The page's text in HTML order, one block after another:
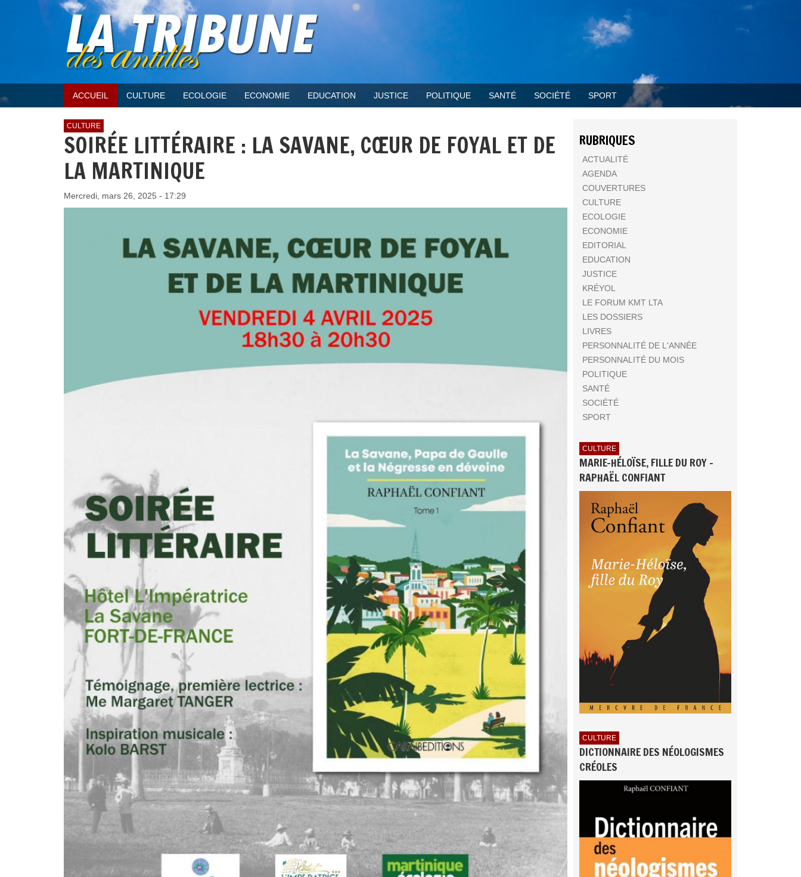
ACCUEIL CULTURE ECOLOGIE ECONOMIE EDUCATION JUSTICE POLITIQUE SANTÉ SOCIÉTÉ SPORT
CULTURE
SOIRÉE LITTÉRAIRE : LA SAVANE, CŒUR DE FOYAL ET DE
LA MARTINIQUE
Mercredi, mars 26, 2025 - 17:29
RUBRIQUES
ACTUALITÉ
AGENDA
COUVERTURES
CULTURE
ECOLOGIE
ECONOMIE
EDITORIAL
EDUCATION
JUSTICE
KRÉYOL
LE FORUM KMT LTA
LES DOSSIERS
LIVRES
PERSONNALITÉ DE L'ANNÉE
PERSONNALITÉ DU MOIS
POLITIQUE
SANTÉ
SOCIÉTÉ
SPORT
CULTURE
MARIE-HÉLOÏSE, FILLE DU ROY -
RAPHAËL CONFIANT
CULTURE
DICTIONNAIRE DES NÉOLOGISMES
CRÉOLES